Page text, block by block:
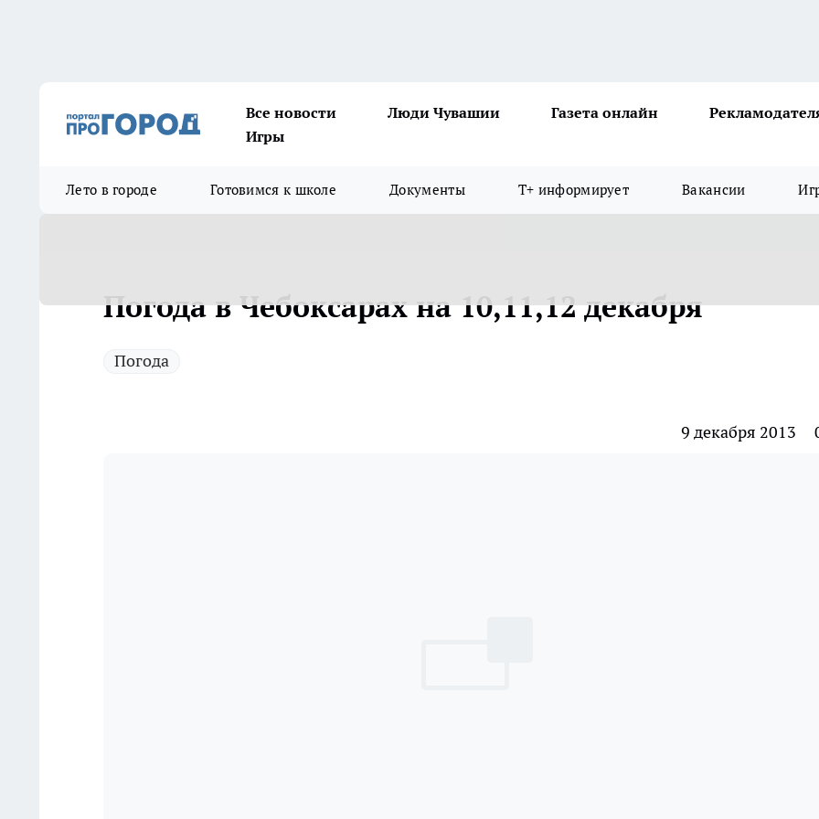
Все новости Люди Чувашии Газета онлайн
Игры
Лето в городе Готовимся к школе Документы Т+ информирует Вакансии
Погода в Чебоксарах на 10,11,12 декабря
Погода
9 декабря 2013